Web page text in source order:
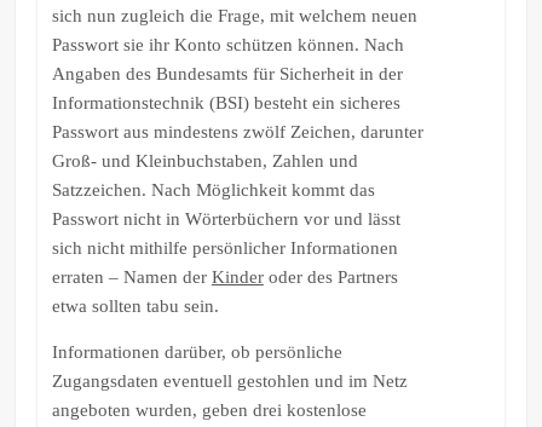
sich nun zugleich die Frage, mit welchem neuen
Passwort sie ihr Konto schützen können. Nach
Angaben des Bundesamts für Sicherheit in der
Informationstechnik (BSI) besteht ein sicheres
Passwort aus mindestens zwölf Zeichen, darunter
Groß- und Kleinbuchstaben, Zahlen und
Satzzeichen. Nach Möglichkeit kommt das
Passwort nicht in Wörterbüchern vor und lässt
sich nicht mithilfe persönlicher Informationen
erraten – Namen der Kinderoder des Partners
etwa sollten tabu sein.
Informationen darüber, ob persönliche
Zugangsdaten eventuell gestohlen und im Netz
angeboten wurden, geben drei kostenlose